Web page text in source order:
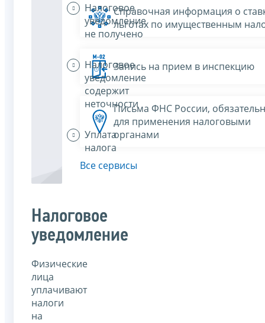
Налоговое
уведомление
не получено
Налоговое
уведомление
содержит
неточности
Уплата
налога
Налоговое
уведомление
Физические
лица
уплачивают
налоги
на
Справочная информация о
льготах по имущественным
Запись на прием в инспекцию
Письма ФНС России,
для применения налоговыми
органами
Все сервисы